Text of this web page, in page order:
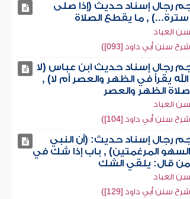
رجال إسناد حديث (إذا صلى
, ما يقطع الصلاة
العباد
سنن أبي داود [093])
رجال إسناد حديث ابن عباس (لا
يقرأ في الظهر والعصر أم لا) ,
الظهر والعصر
العباد
سنن أبي داود [104])
رجال إسناد حديث: (أن النبي
المرغمتين) , باب إذا شك في
من قال: يلقي الشك
العباد
سنن أبي داود [129])